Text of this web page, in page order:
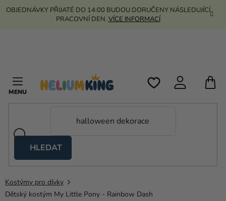
Přejít
OBJEDNÁVKY PŘIJATÉ DO 14:00 BUDOU DORUČENY NÁSLEDUJÍCÍ
PRACOVNÍ DEN. VÍCE INFORMACÍ
HLEDAT
stany
Kanekalon
Kostýmy pro dívky
Dětský kostým My Little Pony - Rainbow Dash